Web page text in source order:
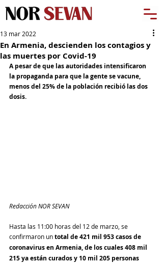
En Armenia, descienden los contagios y
las muertes por Covid-19
13 mar 2022
A pesar de que las autoridades intensificaron
la propaganda para que la gente se vacune,
menos del 25% de la población recibió las dos
dosis.
Redacción NOR SEVAN
Hasta las 11:00 horas del 12 de marzo, se
confirmaron un total de 421 mil 953 casos de
coronavirus en Armenia, de los cuales 408 mil
215 ya están curados y 10 mil 205 personas